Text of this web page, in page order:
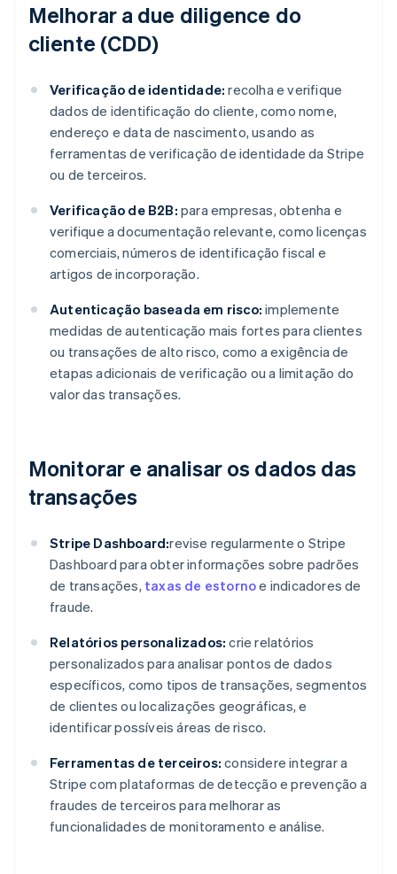
Melhorar a due diligence do
cliente (CDD)
Verificação de identidade: recolha e verifique
dados de identificação do cliente, como nome,
endereço e data de nascimento, usando as
ferramentas de verificação de identidade da Stripe
ou de terceiros.
Verificação de B2B: para empresas, obtenha e
verifique a documentação relevante, como licenças
comerciais, números de identificação fiscal e
artigos de incorporação.
Autenticação baseada em risco: implemente
medidas de autenticação mais fortes para clientes
ou transações de alto risco, como a exigência de
etapas adicionais de verificação ou a limitação do
valor das transações.
Monitorar e analisar os dados das
transações
Stripe Dashboard:revise regularmente o Stripe
Dashboard para obter informações sobre padrões
de transações, taxas de estornoe indicadores de
fraude.
Relatórios personalizados: crie relatórios
personalizados para analisar pontos de dados
específicos, como tipos de transações, segmentos
de clientes ou localizações geográficas, e
identificar possíveis áreas de risco.
Ferramentas de terceiros: considere integrar a
Stripe com plataformas de detecção e prevenção a
fraudes de terceiros para melhorar as
funcionalidades de monitoramento e análise.